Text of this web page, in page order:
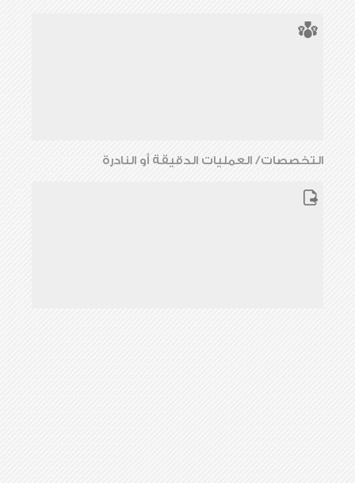
التخصصات/ العمليات الدقيقة أو النادرة